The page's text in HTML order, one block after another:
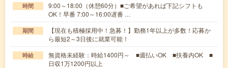
時間
9:00～18:00（休憩60分）■ご希望があれば下記シフトも
OK！早番 7:00～16:00遅番 …
期間
【現在も積極採用中！急募！】勤務1年以上が多数！応募か
ら最短2～3日後に就業可能！
時給
無資格未経験：時給1400円～ ■週払いOK ■扶養内OK ■
日収1万1200円以上